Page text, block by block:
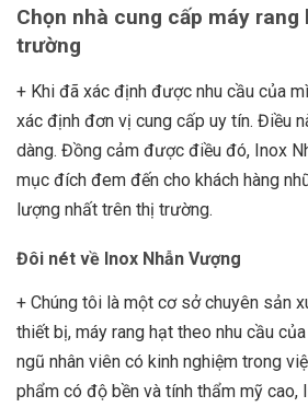
Chọn nhà cung cấp máy
trường
+ Khi đã xác định được nhu cầu của
xác định đơn vị cung cấp uy tín. Điều
dàng. Đồng cảm được điều đó, Inox
mục đích đem đến cho khách hàng
lượng nhất trên thị trường.
Đôi nét về Inox Nhẫn Vượng
+ Chúng tôi là một cơ sở chuyên sản
thiết bị, máy rang hạt theo nhu cầu
ngũ nhân viên có kinh nghiệm trong
phẩm có độ bền và tính thẩm mỹ cao,